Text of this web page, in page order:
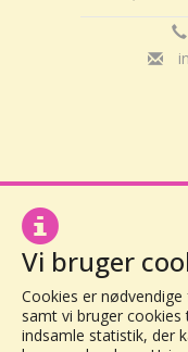
Vor
Vi bruger
Cookies er
samt vi bruger
indsamle statistik, der